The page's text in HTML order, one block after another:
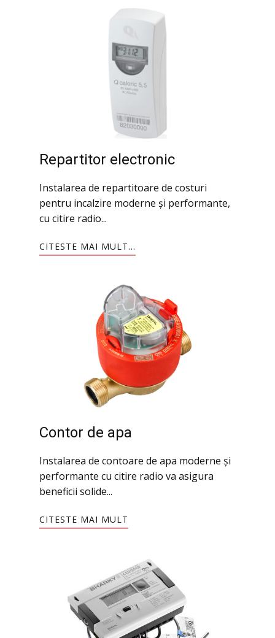
Repartitor electronic
Instalarea de repartitoare de costuri
pentru incalzire moderne și performante,
cu citire radio...
CITESTE MAI MULT...
Contor de apa
Instalarea de contoare de apa moderne și
performante cu citire radio va asigura
beneficii solide...
CITESTE MAI MULT